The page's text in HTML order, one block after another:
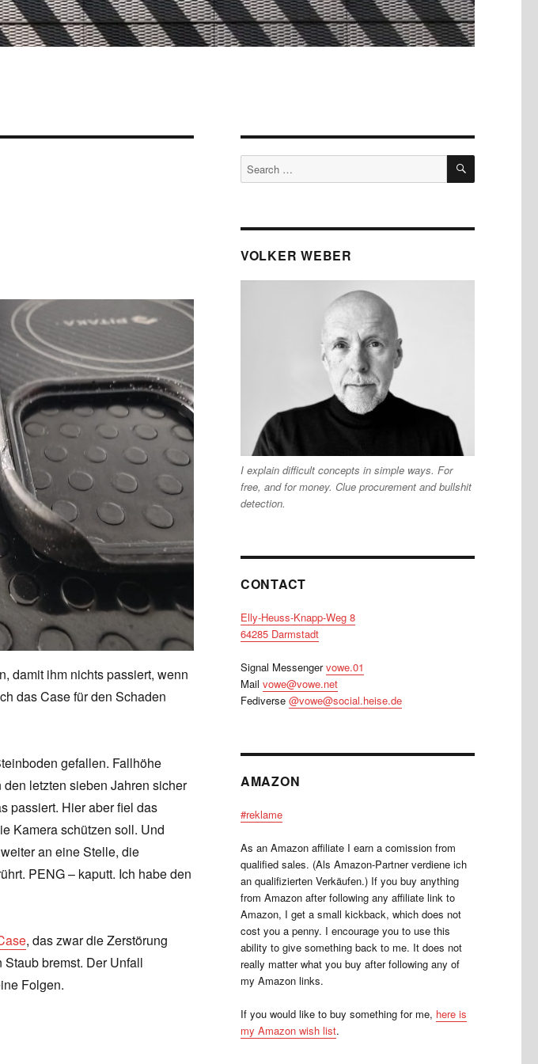
damit ihm nichts passiert, wenn
das Case für den Schaden
gefallen. Fallhöhe
letzten sieben Jahren sicher
passiert. Hier aber fiel das
Kamera schützen soll. Und
an eine Stelle, die
PENG – kaputt. Ich habe den
, das zwar die Zerstörung
bremst. Der Unfall
Folgen.
Search
for:
SEARCH
VOLKER WEBER
I explain difficult concepts in simple ways. For
free, and for money. Clue procurement and bullshit
detection.
CONTACT
Elly-Heuss-Knapp-Weg 8
64285 Darmstadt
Signal Messengervowe.01
Mail vowe@vowe.net
Fediverse @vowe@social.heise.de
AMAZON
#reklame
As an Amazon affiliate I earn a comission from
qualified sales. (Als Amazon-Partner verdiene ich
an qualifizierten Verkäufen.) If you buy anything
from Amazon after following any affiliate link to
Amazon, I get a small kickback, which does not
cost you a penny. I encourage you to use this
ability to give something back to me. It does not
really matter what you buy after following any of
my Amazon links.
If you would like to buy something for me, here is
my Amazon wish list.